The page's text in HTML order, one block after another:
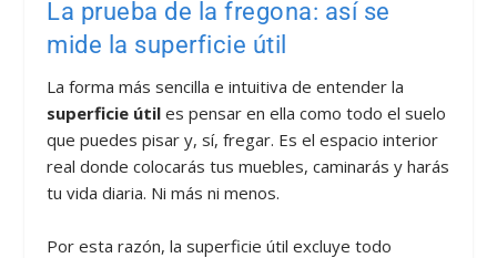
La prueba de la fregona: así se
mide la superficie útil
La forma más sencilla e intuitiva de entender la
superficie útil es pensar en ella como todo el suelo
que puedes pisar y, sí, fregar. Es el espacio interior
real donde colocarás tus muebles, caminarás y harás
tu vida diaria. Ni más ni menos.
Por esta razón, la superficie útil excluye todo